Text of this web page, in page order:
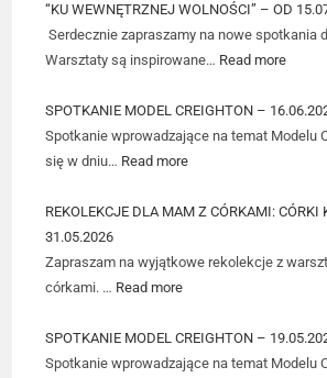
“KU WEWNĘTRZNEJ WOLNOŚCI” – OD
Serdecznie zapraszamy na nowe spotkania
Warsztaty są inspirowane… Read more
SPOTKANIE MODEL CREIGHTON –
Spotkanie wprowadzające na temat Modelu
się w dniu… Read more
REKOLEKCJE DLA MAM Z CÓRKAMI: CÓRKI
31.05.2026
Zapraszam na wyjątkowe rekolekcje z
córkami. … Read more
SPOTKANIE MODEL CREIGHTON –
Spotkanie wprowadzające na temat Modelu